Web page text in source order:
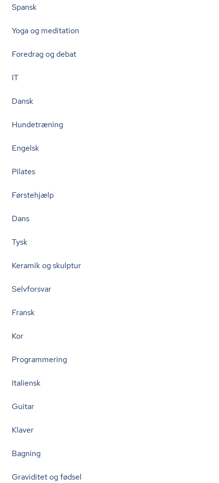
Spansk
Yoga og meditation
Foredrag og debat
IT
Dansk
Hundetræning
Engelsk
Pilates
Førstehjælp
Dans
Tysk
Keramik og skulptur
Selvforsvar
Fransk
Kor
Programmering
Italiensk
Guitar
Klaver
Bagning
Graviditet og fødsel